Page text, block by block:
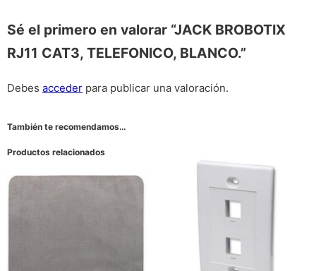
Sé el primero en valorar “JACK BROBOTIX
RJ11 CAT3, TELEFONICO, BLANCO.”
Debes acceder para publicar una valoración.
También te recomendamos…
Productos relacionados